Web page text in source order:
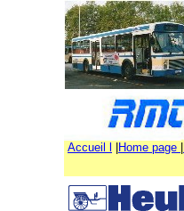
Accueil l Home page